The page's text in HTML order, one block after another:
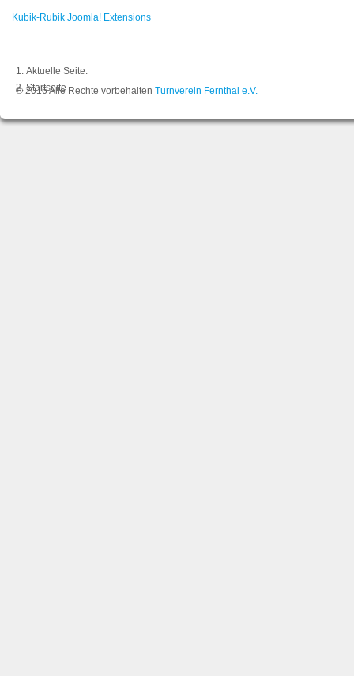
Kubik-Rubik Joomla! Extensions
Aktuelle Seite:
Startseite
© 2016 Alle Rechte vorbehalten Turnverein Fernthal e.V.